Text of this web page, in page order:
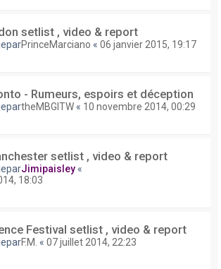
setlist , video & report
PrinceMarciano « 06 janvier 2015, 19:17
- Rumeurs, espoirs et déception
theMBGITW « 10 novembre 2014, 00:29
setlist , video & report
Jimipaisley «
18:03
Festival setlist , video & report
F.M. « 07 juillet 2014, 22:23